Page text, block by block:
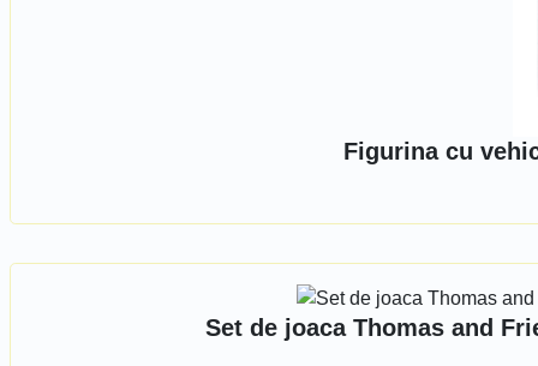
Figurina cu
Set de joaca Thomas and